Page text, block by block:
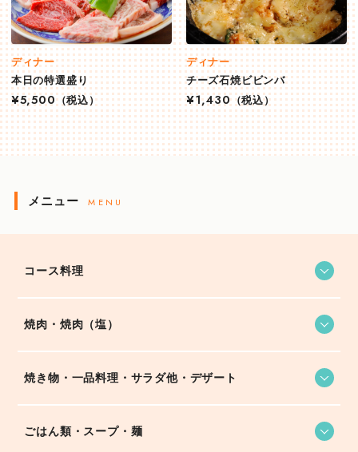
ディナー
本日の特選盛り
¥5,500（税込）
ディナー
チーズ石焼ビビンバ
¥1,430（税込）
メニュー MENU
コース料理
焼肉・焼肉（塩）
焼き物・一品料理・サラダ他・デザート
ごはん類・スープ・麺